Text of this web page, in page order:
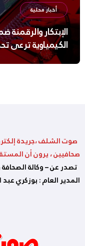
أخبار محلية
الإبتكار والرقمنة
الكيمياوية ترعى
صوت الشلف ،جريدة
صحافيين ، يرون أن
المدير العام : بوزكري عبد